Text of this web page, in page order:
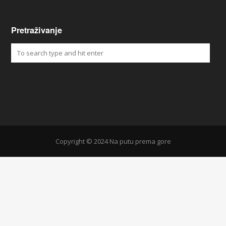
Pretraživanje
Copyright © 2024 Na putu prema gore